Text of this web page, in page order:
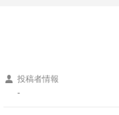
投稿者情報
-